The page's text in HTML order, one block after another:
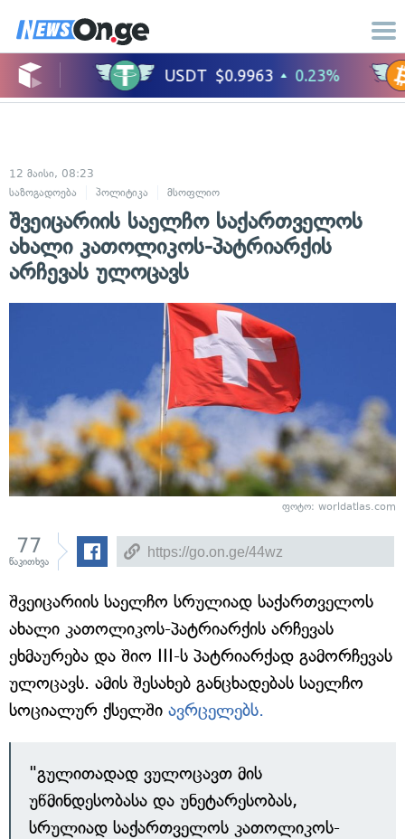
12 მაისი, 08:23
საზოგადოება
პოლიტიკა მსოფლიო
შვეიცარიის საელჩო საქართველოს
ახალი კათოლიკოს-პატრიარქის
არჩევას ულოცავს
ფოტო: worldatlas.com
77
წაკითხვა
შვეიცარიის საელჩო სრულიად საქართველოს
ახალი კათოლიკოს-პატრიარქის არჩევას
ეხმაურება და შიო III-ს პატრიარქად გამორჩევას
ულოცავს. ამის შესახებ განცხადებას საელჩო
სოციალურ ქსელში ავრცელებს.
"გულითადად ვულოცავთ მის
უწმინდესობასა და უნეტარესობას,
სრულიად საქართველოს კათოლიკოს-